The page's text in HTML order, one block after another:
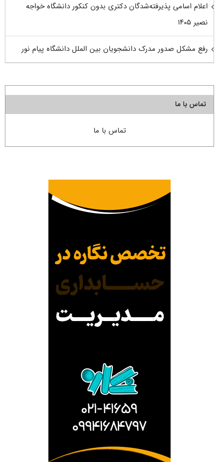
اعلام اسامی پذیرفته‌شدگان دکتری بدون کنکور دانشگاه خواجه
نصیر ۱۴۰۵
رفع مشکل صدور مدرک دانشجویان بین الملل دانشگاه پیام نور
تماس با ما
تماس با ما